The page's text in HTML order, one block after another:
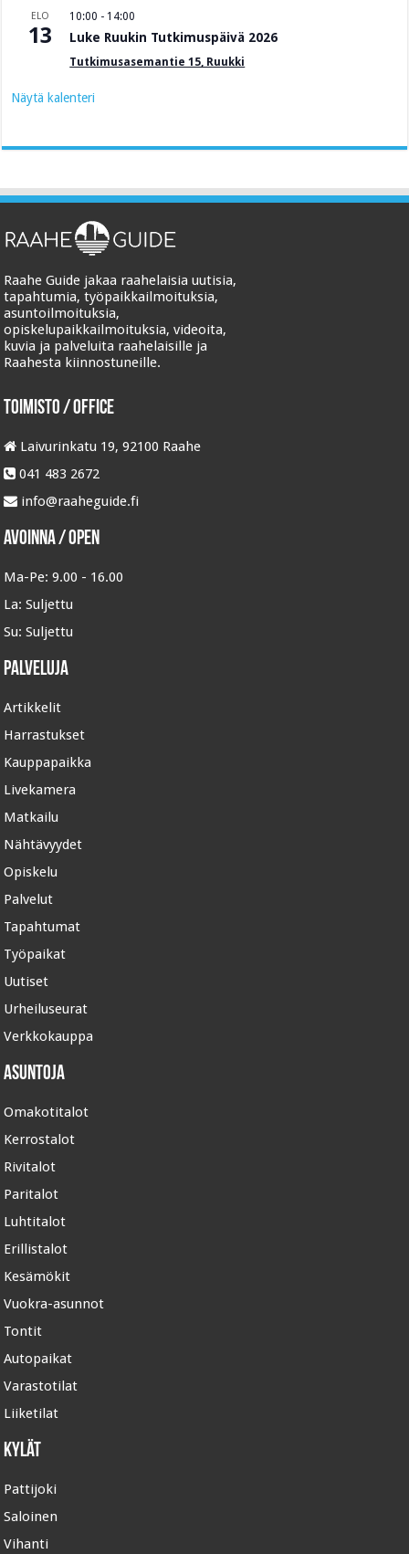
ELO
13
10:00 - 14:00
Luke Ruukin Tutkimuspäivä 2026
Tutkimusasemantie 15, Ruukki
Näytä kalenteri
Raahe Guide jakaa raahelaisia uutisia,
tapahtumia, työpaikkailmoituksia,
asuntoilmoituksia,
opiskelupaikkailmoituksia, videoita,
kuvia ja palveluita raahelaisille ja
Raahesta kiinnostuneille.
Toimisto / Office
Laivurinkatu 19, 92100 Raahe
041 483 2672
info@raaheguide.fi
Avoinna / Open
Ma-Pe:9.00 - 16.00
La:Suljettu
Su:Suljettu
Palveluja
Artikkelit
Harrastukset
Kauppapaikka
Livekamera
Matkailu
Nähtävyydet
Opiskelu
Palvelut
Tapahtumat
Työpaikat
Uutiset
Urheiluseurat
Verkkokauppa
Asuntoja
Omakotitalot
Kerrostalot
Rivitalot
Paritalot
Luhtitalot
Erillistalot
Kesämökit
Vuokra-asunnot
Tontit
Autopaikat
Varastotilat
Liiketilat
Kylät
Pattijoki
Saloinen
Vihanti